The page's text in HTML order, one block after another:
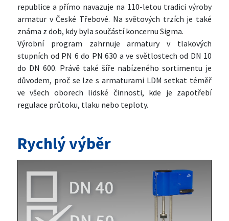
republice a přímo navazuje na 110-letou tradici výroby
armatur v České Třebové. Na světových trzích je také
známa z dob, kdy byla součástí koncernu Sigma.
Výrobní program zahrnuje armatury v tlakových
stupních od PN 6 do PN 630 a ve světlostech od DN 10
do DN 600. Právě také šíře nabízeného sortimentu je
důvodem, proč se lze s armaturami LDM setkat téměř
ve všech oborech lidské činnosti, kde je zapotřebí
regulace průtoku, tlaku nebo teploty.
Rychlý výběr